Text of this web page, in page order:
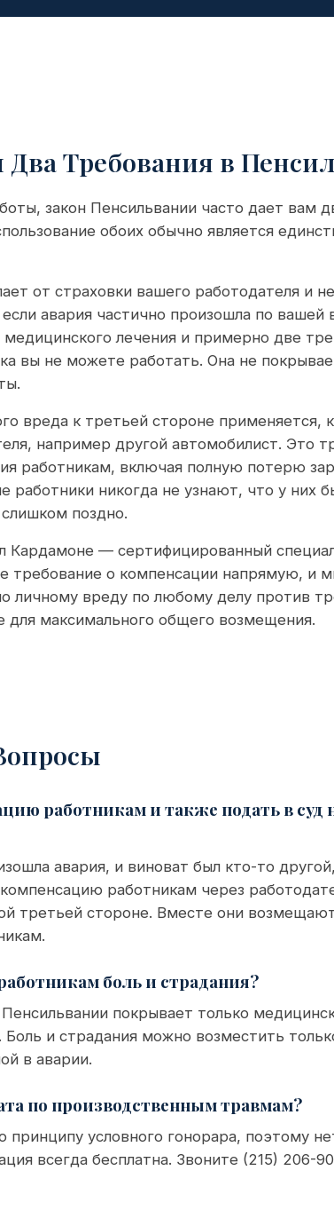
Требования в
закон Пенсильвании часто дает вам
обоих обычно является
от страховки вашего работодателя и
авария частично произошла по вашей
медицинского лечения и примерно две
вы не можете работать. Она не
вреда к третьей стороне применяется,
например другой автомобилист. Это
работникам, включая полную потерю
работники никогда не узнают, что у них
поздно.
Кардамоне — сертифицированный
требование о компенсации напрямую, и
личному вреду по любому делу против
для максимального общего возмещения.
работникам и также подать в суд
авария, и виноват был кто-то
работникам через
третьей стороне. Вместе они
боль и страдания?
покрывает только
и страдания можно возместить
в аварии.
по производственным травмам?
условного гонорара, поэтому
всегда бесплатна. Звоните (215) 206-